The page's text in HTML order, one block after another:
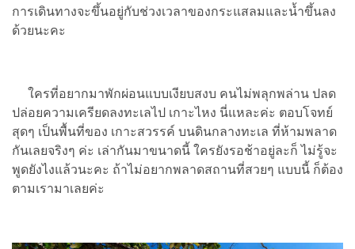
การเดินทางจะขึ้นอยู่กับช่วงเวลาของกระแสลมและน้ำขึ้นลง
ด้วยนะคะ
ใครที่อยากมาพักผ่อนแบบเงียบสงบ คนไม่พลุกพล่าน ปลด
ปล่อยความเครียดลงทะเลไป เกาะไหง นี่แหละค่ะ ตอบโจทย์
สุดๆ เป็นพื้นที่ของ เกาะสวรรค์ บนดินกลางทะเล ที่ห้ามพลาด
กันเลยจริงๆ ค่ะ เล่ากันมาขนาดนี้ ใครยังรอช้าอยู่ละก็ ไม่รู้จะ
พูดยังไงแล้วนะคะ ถ้าไม่อยากพลาดสถานที่สวยๆ แบบนี้ ก็ต้อง
ตามเรามาเลยค่ะ